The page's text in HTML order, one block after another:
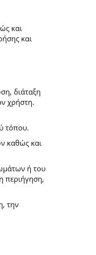
και
και
διάταξη
χρήστη.
τόπου.
καθώς και
ή του
περιήγηση,
την